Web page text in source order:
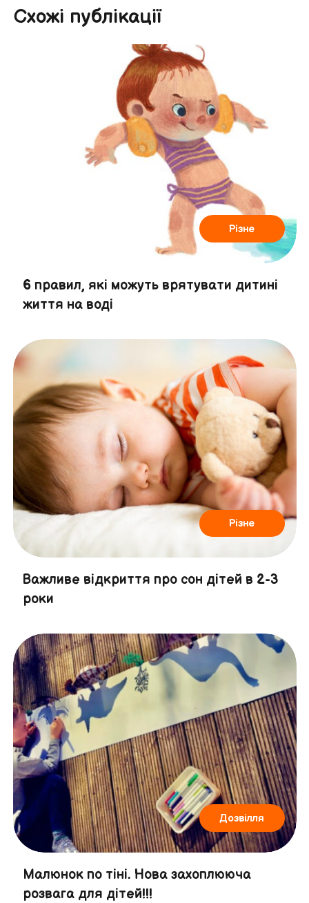
Схожі публікації
Різне
6 правил, які можуть врятувати дитині
життя на воді
Різне
Важливе відкриття про сон дітей в 2-3
роки
Дозвілля
Малюнок по тіні. Нова захоплююча
розвага для дітей!!!